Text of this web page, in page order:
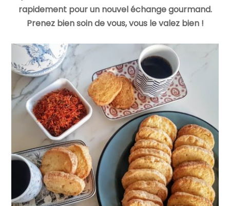
rapidement pour un nouvel échange gourmand.
Prenez bien soin de vous, vous le valez bien !